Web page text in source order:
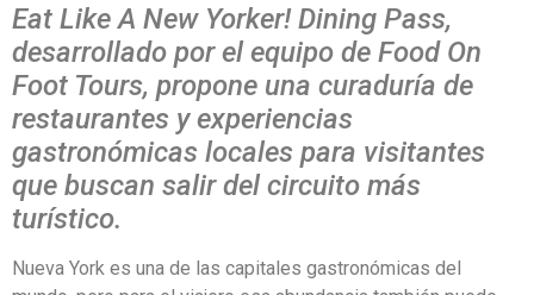
Eat Like A New Yorker! Dining Pass,
desarrollado por el equipo de Food On
Foot Tours, propone una curaduría de
restaurantes y experiencias
gastronómicas locales para visitantes
que buscan salir del circuito más
turístico.
Nueva York es una de las capitales gastronómicas del